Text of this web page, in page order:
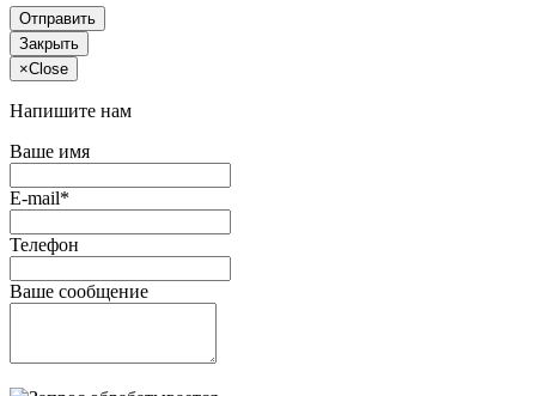
Отправить
Закрыть
×Close
Напишите нам
Ваше имя
E-mail*
Телефон
Ваше сообщение